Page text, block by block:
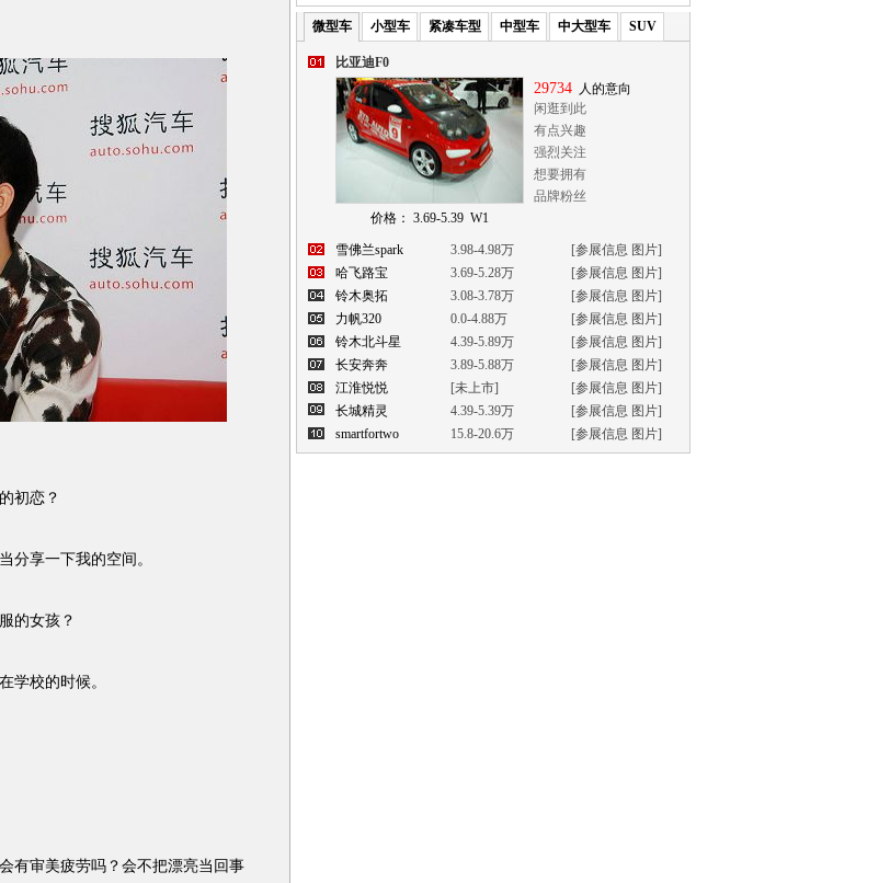
初恋？
享一下我的空间。
的女孩？
校的时候。
审美疲劳吗？会不把漂亮当回事
微型车 小型车 紧凑车型 中型车 中大型车 SUV
比亚迪F0
价格： 3.69-5.39 W1
29734 人的意向
闲逛到此
有点兴趣
强烈关注
想要拥有
品牌粉丝
雪佛兰spark 3.98-4.98万 [参展信息 图片]
哈飞路宝
3.69-5.28万 [参展信息 图片]
铃木奥拓
3.08-3.78万 [参展信息 图片]
力帆320
0.0-4.88万 [参展信息 图片]
铃木北斗星
4.39-5.89万 [参展信息 图片]
长安奔奔
3.89-5.88万 [参展信息 图片]
江淮悦悦
[未上市] [参展信息 图片]
长城精灵
4.39-5.39万 [参展信息 图片]
smartfortwo
15.8-20.6万 [参展信息 图片]